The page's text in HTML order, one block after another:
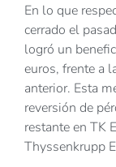
En lo que
cerrado el
logró un
euros, frente a
anterior. Esta
reversión de
restante en TK
Thyssenkrupp